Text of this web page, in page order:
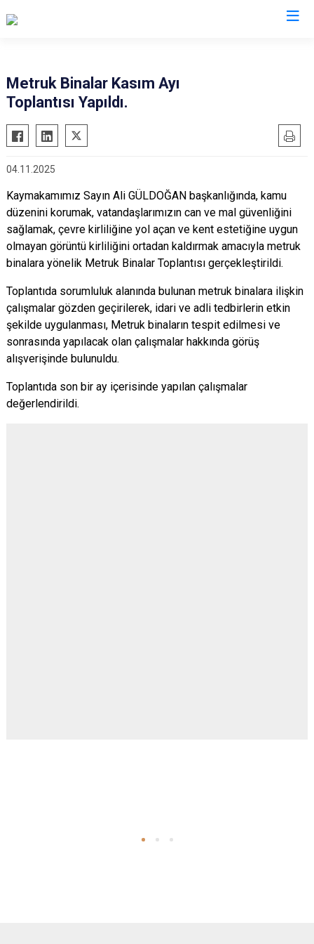
Ahmetli
Akhisar
Demirci
Gölmarmara
Gördes
Kırkağaç
Köprübaşı
Kula
Soma
Turgutlu
Şehzadeler
Yunusemre
Metruk Binalar Kasım Ayı
Toplantısı Yapıldı.
04.11.2025
Kaymakamımız Sayın Ali GÜLDOĞAN başkanlığında, kamu
düzenini korumak, vatandaşlarımızın can ve mal güvenliğini
sağlamak, çevre kirliliğine yol açan ve kent estetiğine uygun
olmayan görüntü kirliliğini ortadan kaldırmak amacıyla metruk
binalara yönelik Metruk Binalar Toplantısı gerçekleştirildi.
Toplantıda sorumluluk alanında bulunan metruk binalara ilişkin
çalışmalar gözden geçirilerek, idari ve adli tedbirlerin etkin
şekilde uygulanması, Metruk binaların tespit edilmesi ve
sonrasında yapılacak olan çalışmalar hakkında görüş
alışverişinde bulunuldu.
Toplantıda son bir ay içerisinde yapılan çalışmalar
değerlendirildi.